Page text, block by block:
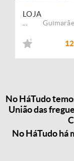
LOJA
No HáTudo
União das
No HáTudo há